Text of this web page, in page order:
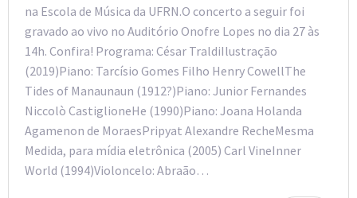
na Escola de Música da UFRN.O concerto a seguir foi
gravado ao vivo no Auditório Onofre Lopes no dia 27 às
14h. Confira! Programa: César TraldiIlustração
(2019)Piano: Tarcísio Gomes Filho Henry CowellThe
Tides of Manaunaun (1912?)Piano: Junior Fernandes
Niccolò CastiglioneHe (1990)Piano: Joana Holanda
Agamenon de MoraesPripyat Alexandre RecheMesma
Medida, para mídia eletrônica (2005) Carl VineInner
World (1994)Violoncelo: Abraão…